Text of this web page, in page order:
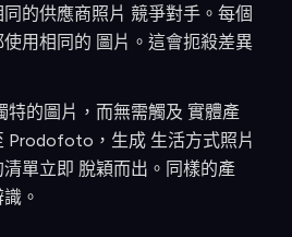
的供應商照片 競爭對手。每個
用相同的 圖片。這會扼殺差異
特的圖片，而無需觸及 實體產
Prodofoto，生成 生活方式照片
單立即 脫穎而出。同樣的產
。